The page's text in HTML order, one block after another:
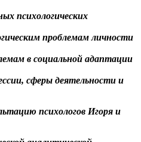
психологических
проблемам личности
в социальной адаптации
сферы деятельности и
психологов Игоря и